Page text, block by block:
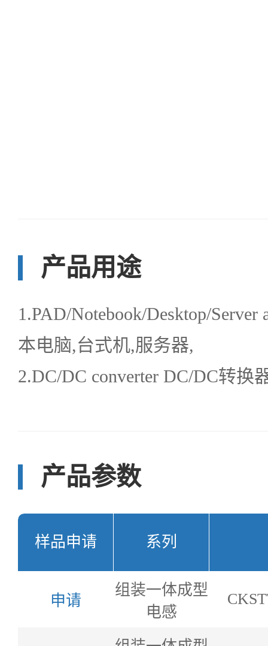
产品用途
1.PAD/Notebook/Desktop/Server
本电脑,台式机,服务器,
2.DC/DC converter DC/DC转换
产品参数
样品申请 系列
申请
组装一体成型
电感